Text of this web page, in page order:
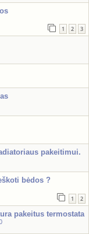
1 2 3
pakeitimui.
bėdos ?
1 2
pakeitus termostata